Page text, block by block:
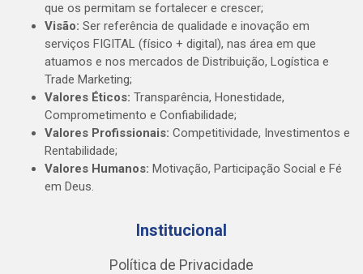
que os permitam se fortalecer e crescer;
Visão: Ser referência de qualidade e inovação em
serviços FIGITAL (físico + digital), nas área em que
atuamos e nos mercados de Distribuição, Logística e
Trade Marketing;
Valores Éticos: Transparência, Honestidade,
Comprometimento e Confiabilidade;
Valores Profissionais: Competitividade, Investimentos e
Rentabilidade;
Valores Humanos: Motivação, Participação Social e Fé
em Deus.
Institucional
Política de Privacidade